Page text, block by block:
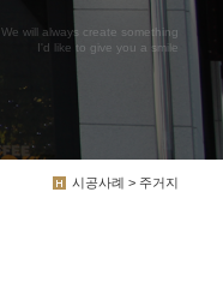
We will always create something
I'd like to give you a smile
시공사례 > 주거지